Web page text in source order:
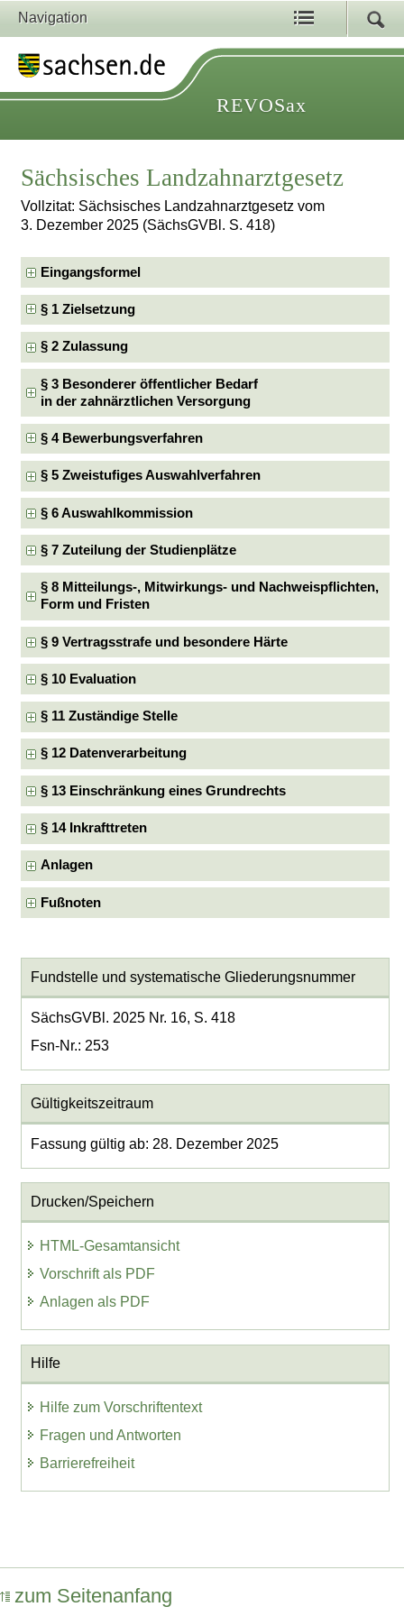
Navigation
REVOSax
Sächsisches Landzahnarztgesetz
Vollzitat: Sächsisches Landzahnarztgesetz vom
3. Dezember 2025 (SächsGVBl. S. 418)
Eingangsformel
§ 1 Zielsetzung
§ 2 Zulassung
§ 3 Besonderer öffentlicher Bedarf
in der zahnärztlichen Versorgung
§ 4 Bewerbungsverfahren
§ 5 Zweistufiges Auswahlverfahren
§ 6 Auswahlkommission
§ 7 Zuteilung der Studienplätze
§ 8 Mitteilungs-, Mitwirkungs- und Nachweispflichten,
Form und Fristen
§ 9 Vertragsstrafe und besondere Härte
§ 10 Evaluation
§ 11 Zuständige Stelle
§ 12 Datenverarbeitung
§ 13 Einschränkung eines Grundrechts
§ 14 Inkrafttreten
Anlagen
Fußnoten
Fundstelle und systematische Gliederungsnummer
SächsGVBl. 2025 Nr. 16, S. 418
Fsn-Nr.: 253
Gültigkeitszeitraum
Fassung gültig ab: 28. Dezember 2025
Drucken/Speichern
HTML-Gesamtansicht
Vorschrift als PDF
Anlagen als PDF
Hilfe
Hilfe zum Vorschriftentext
Fragen und Antworten
Barrierefreiheit
zum Seitenanfang